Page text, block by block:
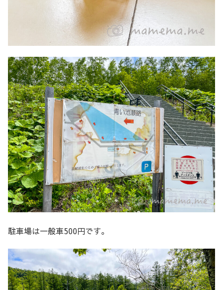
駐車場は一般車500円です。